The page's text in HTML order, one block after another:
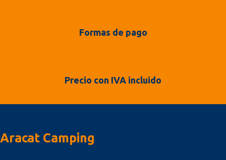
Formas de pago
Precio con IVA incluido
Aracat Camping